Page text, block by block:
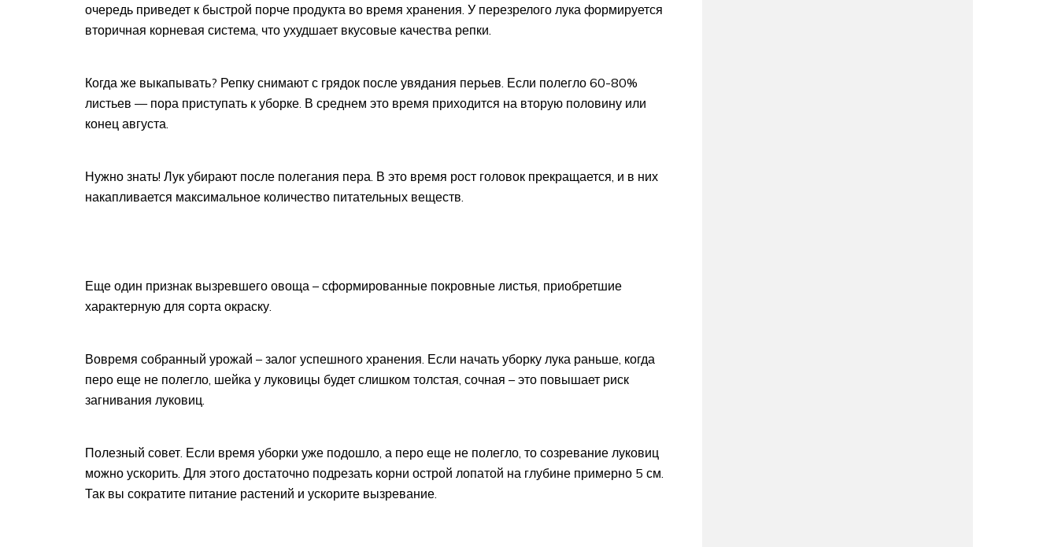
очередь приведет к быстрой порче продукта во время хранения. У перезрелого лука формируется
вторичная корневая система, что ухудшает вкусовые качества репки.
Когда же выкапывать? Репку снимают с грядок после увядания перьев. Если полегло 60-80%
листьев — пора приступать к уборке. В среднем это время приходится на вторую половину или
конец августа.
Нужно знать! Лук убирают после полегания пера. В это время рост головок прекращается, и в них
накапливается максимальное количество питательных веществ.
Еще один признак вызревшего овоща – сформированные покровные листья, приобретшие
характерную для сорта окраску.
Вовремя собранный урожай – залог успешного хранения. Если начать уборку лука раньше, когда
перо еще не полегло, шейка у луковицы будет слишком толстая, сочная – это повышает риск
загнивания луковиц.
Полезный совет. Если время уборки уже подошло, а перо еще не полегло, то созревание луковиц
можно ускорить. Для этого достаточно подрезать корни острой лопатой на глубине примерно 5 см.
Так вы сократите питание растений и ускорите вызревание.